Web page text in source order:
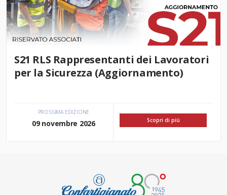
S21 RLS Rappresentanti dei Lavoratori
per la Sicurezza (Aggiornamento)
PROSSIMA EDIZIONE
09 novembre 2026 Scopri di più